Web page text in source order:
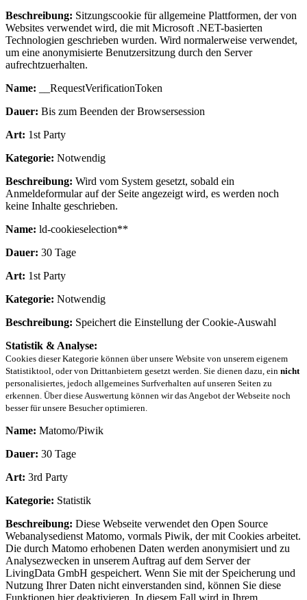
Beschreibung: Sitzungscookie für allgemeine Plattformen, der von
Websites verwendet wird, die mit Microsoft .NET-basierten
Technologien geschrieben wurden. Wird normalerweise verwendet,
um eine anonymisierte Benutzersitzung durch den Server
aufrechtzuerhalten.
Name: __RequestVerificationToken
Dauer: Bis zum Beenden der Browsersession
Art: 1st Party
Kategorie: Notwendig
Beschreibung: Wird vom System gesetzt, sobald ein
Anmeldeformular auf der Seite angezeigt wird, es werden noch
keine Inhalte geschrieben.
Name: ld-cookieselection**
Dauer: 30 Tage
Art: 1st Party
Kategorie: Notwendig
Beschreibung: Speichert die Einstellung der Cookie-Auswahl
Statistik & Analyse:
Cookies dieser Kategorie können über unsere Website von unserem eigenem
Statistiktool, oder von Drittanbietern gesetzt werden. Sie dienen dazu, ein nicht
personalisiertes, jedoch allgemeines Surfverhalten auf unseren Seiten zu
erkennen. Über diese Auswertung können wir das Angebot der Webseite noch
besser für unsere Besucher optimieren.
Name: Matomo/Piwik
Dauer: 30 Tage
Art: 3rd Party
Kategorie: Statistik
Beschreibung: Diese Webseite verwendet den Open Source
Webanalysedienst Matomo, vormals Piwik, der mit Cookies arbeitet.
Die durch Matomo erhobenen Daten werden anonymisiert und zu
Analysezwecken in unserem Auftrag auf dem Server der
LivingData GmbH gespeichert. Wenn Sie mit der Speicherung und
Nutzung Ihrer Daten nicht einverstanden sind, können Sie diese
Funktionen hier deaktivieren. In diesem Fall wird in Ihrem